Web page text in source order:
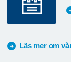
Läs mer om